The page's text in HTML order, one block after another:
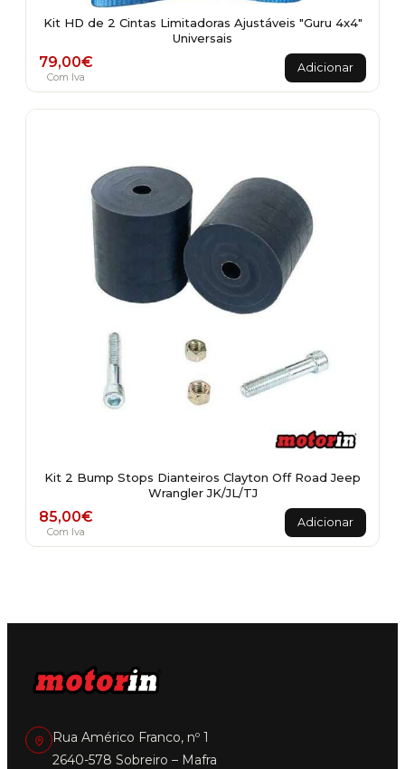
Kit HD de 2 Cintas Limitadoras Ajustáveis "Guru 4x4"
Universais
79,00€
Com Iva
Adicionar
Kit 2 Bump Stops Dianteiros Clayton Off Road Jeep
Wrangler JK/JL/TJ
85,00€
Com Iva
Adicionar
Rua Américo Franco, nº 1
2640-578 Sobreiro – Mafra